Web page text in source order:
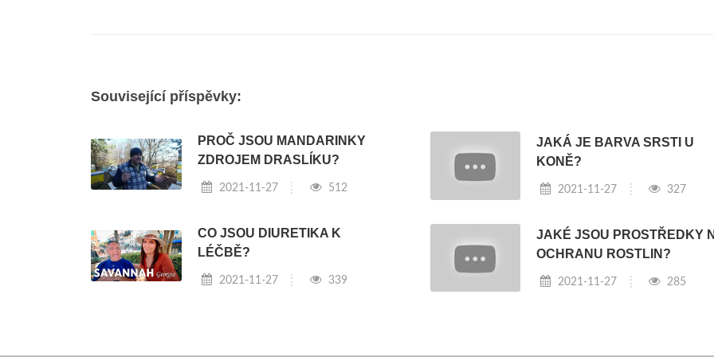
Související příspěvky:
PROČ JSOU MANDARINKY
ZDROJEM DRASLÍKU?
2021-11-27 512
JAKÁ JE BARVA SRSTI U
KONĚ?
2021-11-27 327
CO JSOU DIURETIKA K
LÉČBĚ?
2021-11-27 339
JAKÉ JSOU PROSTŘEDKY
OCHRANU ROSTLIN?
2021-11-27 285